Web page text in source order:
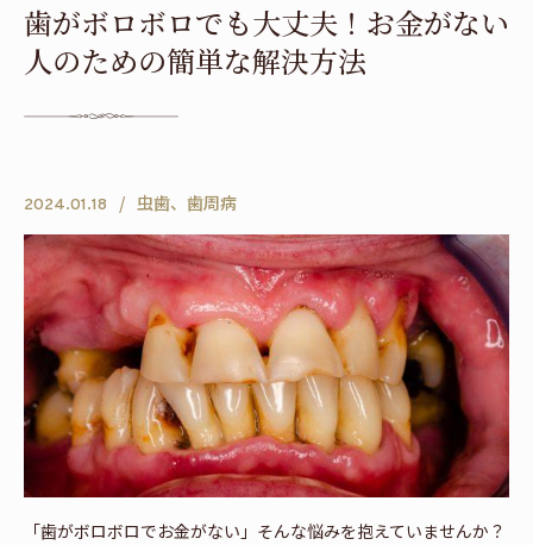
歯がボロボロでも大丈夫！お金がない
人のための簡単な解決方法
2024.01.18 虫歯、歯周病
「歯がボロボロでお金がない」そんな悩みを抱えていませんか？